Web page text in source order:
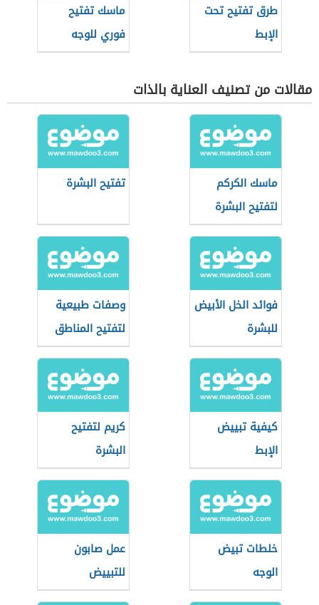
طرق تفتيح تحت
الإبط
ماسك تفتيح
فوري للوجه
مقالات من تصنيف العناية بالذات
ماسك الكركم
لتفتيح البشرة
تفتيح البشرة
فوائد الخل الأبيض
للبشرة
وصفات طبيعية
لتفتيح المناطق
الحساسة
كيفية تبييض
الإبط
كريم لتفتيح
البشرة
خلطات تبيض
الوجه
عمل صابون
للتبييض